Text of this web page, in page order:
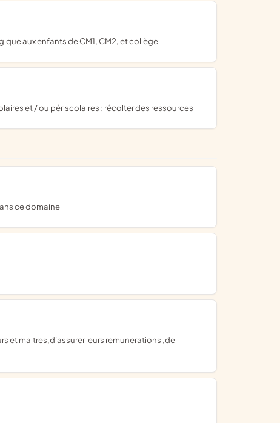
aux enfants de CM1, CM2, et collège
et / ou périscolaires ; récolter des ressources
ce domaine